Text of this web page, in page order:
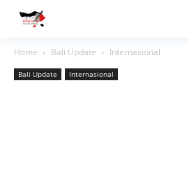
Home Bali Update Internasional
Bali Update Internasional